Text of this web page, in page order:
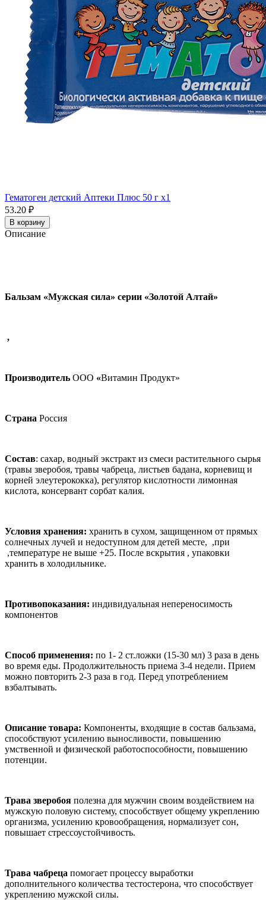
Гематоген детский Аптеки Плюс 50 г x1
53.20 ₽
В корзину
Описание
Бальзам «Мужская сила» серии «Золотой Алтай»
,
Производитель ООО «Витамин Продукт»
Страна Россия
Состав: сахар, водный экстракт из смеси растительного сырья
(травы зверобоя, травы чабреца, листьев бадана, корневищ и
корней элеутерококка), регулятор кислотности лимонная
кислота, консервант сорбат калия.
Условия хранения: хранить в сухом, защищенном от прямых
солнечных лучей и недоступном для детей месте, ,при
,температуре не выше +25. После вскрытия , упаковки
хранить в холодильнике.
Противопоказания: индивидуальная непереносимость
компонентов
Способ применения: по 1- 2 ст.ложки (15-30 мл) 3 раза в день
во время еды. Продолжительность приема 3-4 недели. Прием
можно повторить 2-3 раза в год. Перед употреблением
взбалтывать.
Описание товара: Компоненты, входящие в состав бальзама,
способствуют усилению выносливости, повышению
умственной и физической работоспособности, повышению
потенции.
Трава зверобоя полезна для мужчин своим воздействием на
мужскую половую систему, способствует общему укреплению
организма, усилению кровообращения, нормализует сон,
повышает стрессоустойчивость.
Трава чабреца помогает процессу выработки
дополнительного количества тестостерона, что способствует
укреплению мужской силы.